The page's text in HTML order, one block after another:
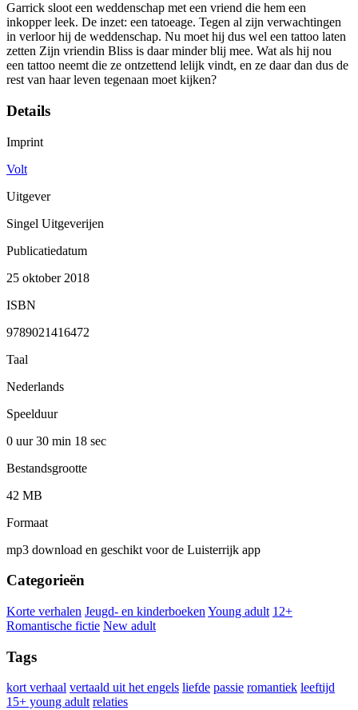
Garrick sloot een weddenschap met een vriend die hem een
inkopper leek. De inzet: een tatoeage. Tegen al zijn verwachtingen
in verloor hij de weddenschap. Nu moet hij dus wel een tattoo laten
zetten Zijn vriendin Bliss is daar minder blij mee. Wat als hij nou
een tattoo neemt die ze ontzettend lelijk vindt, en ze daar dan dus de
rest van haar leven tegenaan moet kijken?
Details
Imprint
Volt
Uitgever
Singel Uitgeverijen
Publicatiedatum
25 oktober 2018
ISBN
9789021416472
Taal
Nederlands
Speelduur
0 uur 30 min 18 sec
Bestandsgrootte
42 MB
Formaat
mp3 download en geschikt voor de Luisterrijk app
Categorieën
Korte verhalen Jeugd- en kinderboeken Young adult 12+
Romantische fictie New adult
Tags
kort verhaal vertaald uit het engels liefde passie romantiek leeftijd
15+ young adult relaties